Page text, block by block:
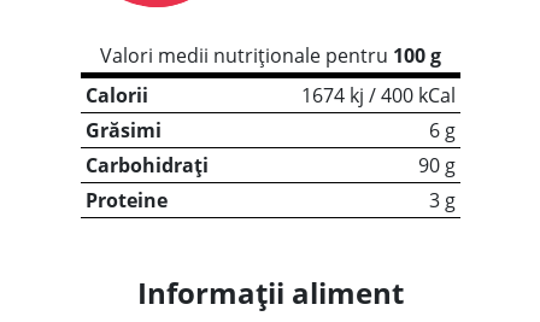
Valori medii nutriționale pentru 100 g
Calorii
1674 kj / 400 kCal
Grăsimi
6 g
Carbohidrați
90 g
Proteine
3 g
Informații aliment